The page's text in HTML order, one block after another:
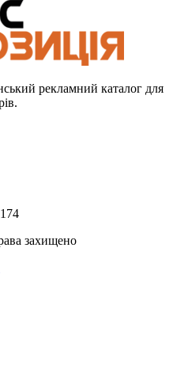
рекламний каталог для
захищено